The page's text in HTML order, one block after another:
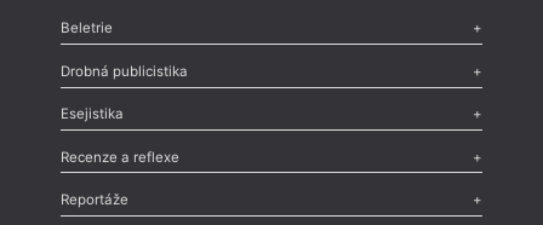
Beletrie
Poezie,Próza,Dokumenty
Drobná publicistika
Odlesk
Nekrolog,Glosa,Sloupek,Pozvánka,Literární soutěž,
Esejistika
Esej , Pádlo,Úvaha
Recenze a reflexe
Recenze
Méně slov o próze,Celá rubrika
Reportáže